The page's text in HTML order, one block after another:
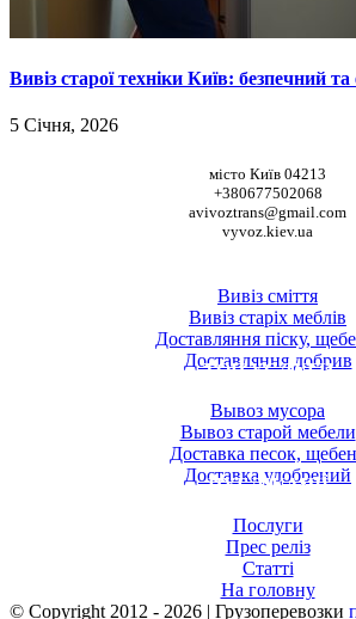
Вивіз старої техніки Київ: безпечний та
5 Січня, 2026
місто Київ 04213
+380677502068
avivoztrans@gmail.com
vyvoz.kiev.ua
Вивіз сміття
Вивіз старіх меблів
Доставляння піску,
Доставляння добрив
ТОП УСЛУГИ
Вывоз мусора
Вывоз старой мебели
Доставка песок,
Доставка удобрений
ПУБЛІКАЦІЇ
Послуги
Прес реліз
Статті
На головну
© Copyright 2012 - 2026 | Грузоперевозки